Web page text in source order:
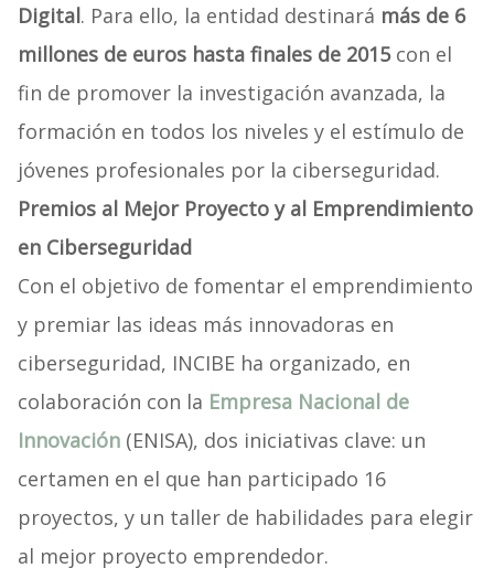
Digital. Para ello, la entidad destinará más de 6
millones de euros hasta finales de 2015con el
fin de promover la investigación avanzada, la
formación en todos los niveles y el estímulo de
jóvenes profesionales por la ciberseguridad.
Premios al Mejor Proyecto y al Emprendimiento
en Ciberseguridad
Con el objetivo de fomentar el emprendimiento
y premiar las ideas más innovadoras en
ciberseguridad, INCIBE ha organizado, en
colaboración con la Empresa Nacional de
Innovación(ENISA), dos iniciativas clave: un
certamen en el que han participado 16
proyectos, y un taller de habilidades para elegir
al mejor proyecto emprendedor.